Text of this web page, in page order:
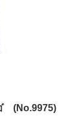
(No.9975)